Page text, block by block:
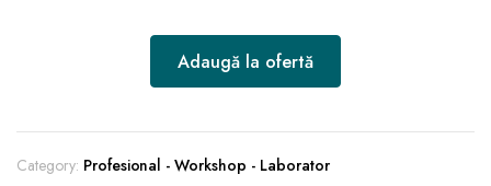
Adaugă la ofertă
Category: Profesional - Workshop - Laborator